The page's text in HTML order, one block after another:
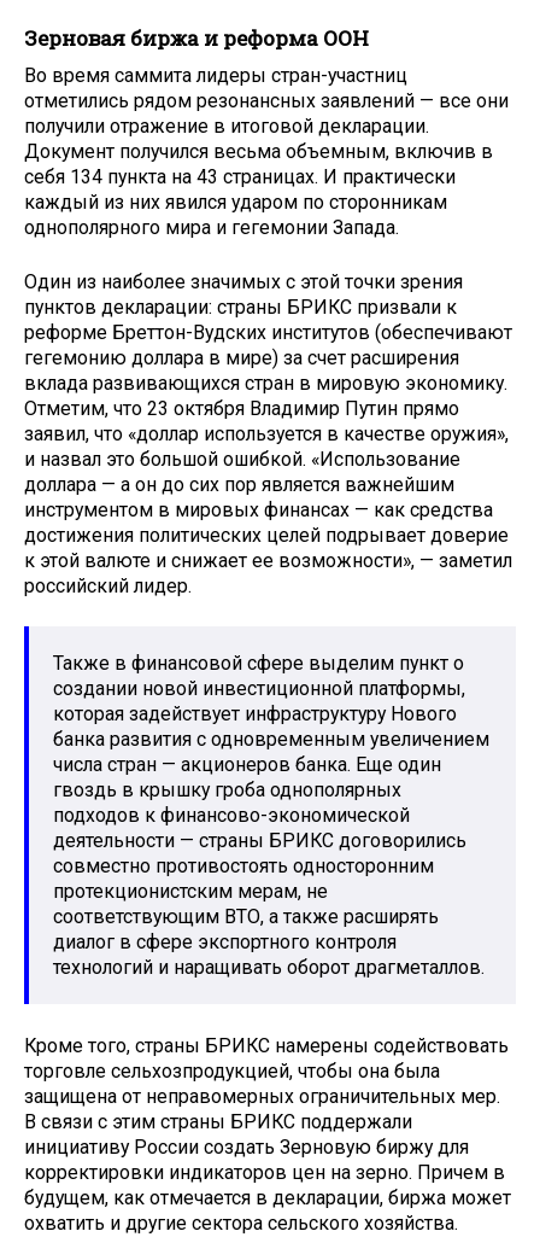
Зерновая биржа и реформа ООН
Во время саммита лидеры стран-участниц
отметились рядом резонансных заявлений — все они
получили отражение в итоговой декларации.
Документ получился весьма объемным, включив в
себя 134 пункта на 43 страницах. И практически
каждый из них явился ударом по сторонникам
однополярного мира и гегемонии Запада.
Один из наиболее значимых с этой точки зрения
пунктов декларации: страны БРИКС призвали к
реформе Бреттон-Вудских институтов (обеспечивают
гегемонию доллара в мире) за счет расширения
вклада развивающихся стран в мировую экономику.
Отметим, что 23 октября Владимир Путин прямо
заявил, что «доллар используется в качестве оружия»,
и назвал это большой ошибкой. «Использование
доллара — а он до сих пор является важнейшим
инструментом в мировых финансах — как средства
достижения политических целей подрывает доверие
к этой валюте и снижает ее возможности», — заметил
российский лидер.
Также в финансовой сфере выделим пункт о
создании новой инвестиционной платформы,
которая задействует инфраструктуру Нового
банка развития с одновременным увеличением
числа стран — акционеров банка. Еще один
гвоздь в крышку гроба однополярных
подходов к финансово-экономической
деятельности — страны БРИКС договорились
совместно противостоять односторонним
протекционистским мерам, не
соответствующим ВТО, а также расширять
диалог в сфере экспортного контроля
технологий и наращивать оборот драгметаллов.
Кроме того, страны БРИКС намерены содействовать
торговле сельхозпродукцией, чтобы она была
защищена от неправомерных ограничительных мер.
В связи с этим страны БРИКС поддержали
инициативу России создать Зерновую биржу для
корректировки индикаторов цен на зерно. Причем в
будущем, как отмечается в декларации, биржа может
охватить и другие сектора сельского хозяйства.